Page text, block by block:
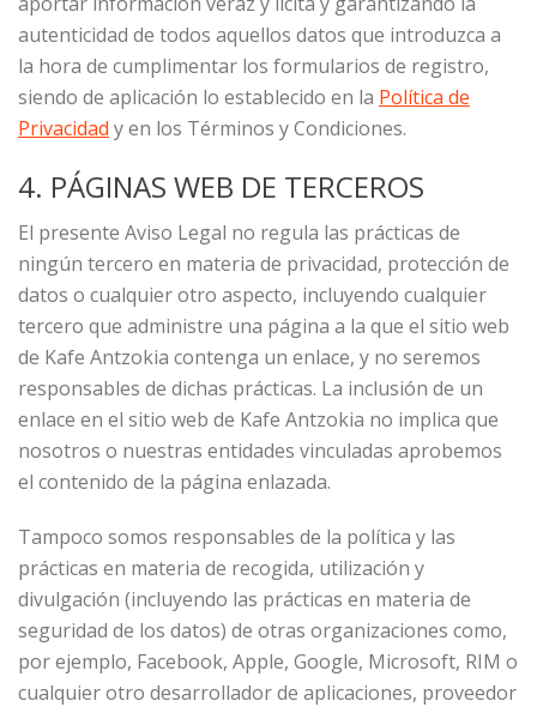
autenticidad de todos aquellos datos que introduzca a
la hora de cumplimentar los formularios de registro,
siendo de aplicación lo establecido en la Política de
Privacidad y en los Términos y Condiciones.
4. PÁGINAS WEB DE TERCEROS
El presente Aviso Legal no regula las prácticas de
ningún tercero en materia de privacidad, protección de
datos o cualquier otro aspecto, incluyendo cualquier
tercero que administre una página a la que el sitio web
de Kafe Antzokia contenga un enlace, y no seremos
responsables de dichas prácticas. La inclusión de un
enlace en el sitio web de Kafe Antzokia no implica que
nosotros o nuestras entidades vinculadas aprobemos
el contenido de la página enlazada.
Tampoco somos responsables de la política y las
prácticas en materia de recogida, utilización y
divulgación (incluyendo las prácticas en materia de
seguridad de los datos) de otras organizaciones como,
por ejemplo, Facebook, Apple, Google, Microsoft, RIM o
cualquier otro desarrollador de aplicaciones, proveedor